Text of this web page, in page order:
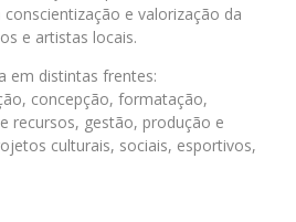
e valorização da
e artistas locais.
em distintas frentes:
concepção, formatação,
recursos, gestão, produção e
culturais, sociais, esportivos,